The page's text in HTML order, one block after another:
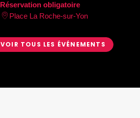
Réservation obligatoire
Place La Roche-sur-Yon
VOIR TOUS LES ÉVÉNEMENTS